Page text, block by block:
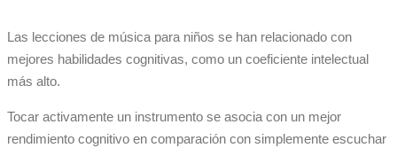
Las lecciones de música para niños se han relacionado con
mejores habilidades cognitivas, como un coeficiente intelectual
más alto.
Tocar activamente un instrumento se asocia con un mejor
rendimiento cognitivo en comparación con simplemente escuchar